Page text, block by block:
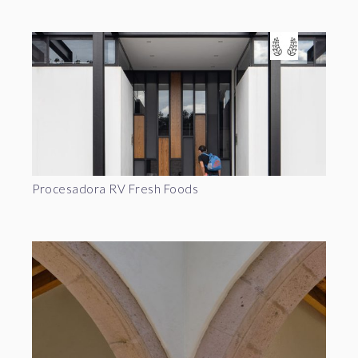
Procesadora RV Fresh Foods